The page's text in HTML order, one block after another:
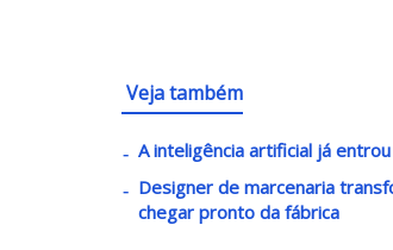
Veja também
A inteligência artificial já
Designer de marcenaria
chegar pronto da fábrica